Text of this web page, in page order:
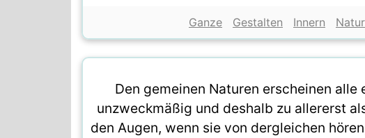
Ganze Gestalten Innern
Den gemeinen Naturen erscheinen
unzweckmäßig und deshalb zu allererst
den Augen, wenn sie von dergleichen